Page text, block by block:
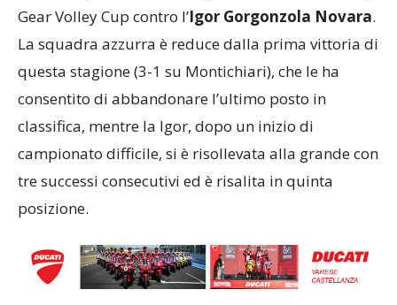
Gear Volley Cup contro l’Igor Gorgonzola Novara.
La squadra azzurra è reduce dalla prima vittoria di
questa stagione (3-1 su Montichiari), che le ha
consentito di abbandonare l’ultimo posto in
classifica, mentre la Igor, dopo un inizio di
campionato difficile, si è risollevata alla grande con
tre successi consecutivi ed è risalita in quinta
posizione.